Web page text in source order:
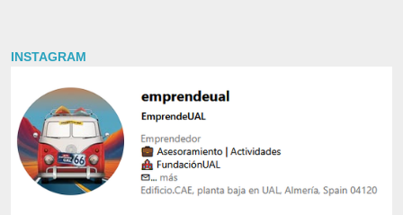
INSTAGRAM